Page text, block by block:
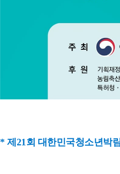
* 제21회 대한민국청소년박